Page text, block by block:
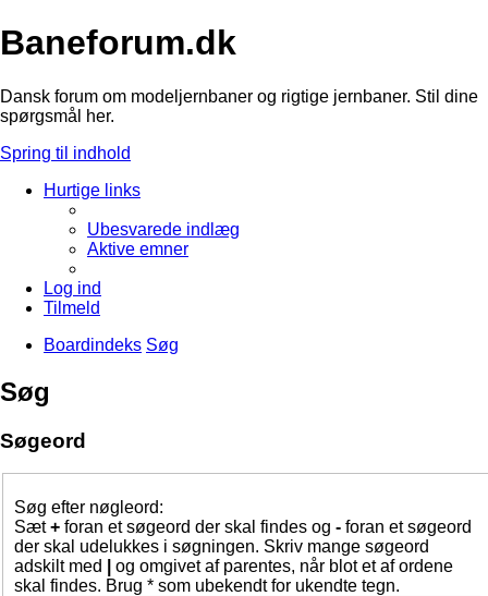
Baneforum.dk
Dansk forum om modeljernbaner og rigtige jernbaner. Stil dine
spørgsmål her.
Spring til indhold
Hurtige links
Ubesvarede indlæg
Aktive emner
Log ind
Tilmeld
Boardindeks Søg
Søg
Søgeord
Søg efter nøgleord:
Sæt+ foran et søgeord der skal findes og - foran et søgeord
der skal udelukkes i søgningen. Skriv mange søgeord
adskilt med
og omgivet af parentes, når blot et af ordene
skal findes. Brug * som ubekendt for ukendte tegn.